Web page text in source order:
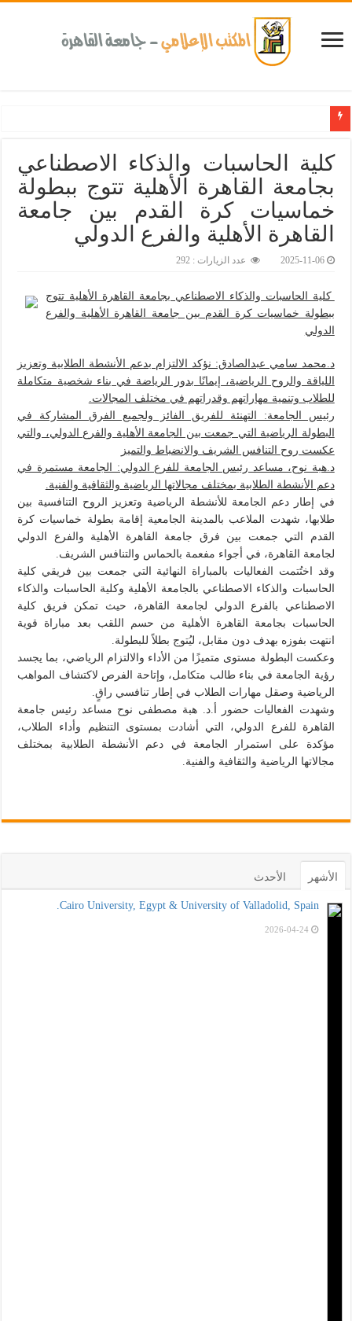
كلية الحاسبات والذكاء الاصطناعي
بجامعة القاهرة الأهلية تتوج ببطولة
خماسيات كرة القدم بين جامعة
القاهرة الأهلية والفرع الدولي‎
2025-11-06 عدد الزيارات : 292
كلية الحاسبات والذكاء الاصطناعي بجامعة القاهرة الأهلية تتوج
ببطولة خماسيات كرة القدم بين جامعة القاهرة الأهلية والفرع
الدولي
د.محمد سامي عبدالصادق: نؤكد الالتزام بدعم الأنشطة الطلابية وتعزيز
اللياقة والروح الرياضية، إيمانًا بدور الرياضة في بناء شخصية متكاملة
للطلاب وتنمية مهاراتهم وقدراتهم في مختلف المجالات.
رئيس الجامعة: التهنئة للفريق الفائز ولجميع الفرق المشاركة في
البطولة الرياضية التي جمعت بين الجامعة الأهلية والفرع الدولي، والتي
عكست روح التنافس الشريف والانضباط والتميز
د.هبة نوح، مساعد رئيس الجامعة للفرع الدولي: الجامعة مستمرة في
دعم الأنشطة الطلابية بمختلف مجالاتها الرياضية والثقافية والفنية.
في إطار دعم الجامعة للأنشطة الرياضية وتعزيز الروح التنافسية بين
طلابها، شهدت الملاعب بالمدينة الجامعية إقامة بطولة خماسيات كرة
القدم التي جمعت بين فرق جامعة القاهرة الأهلية والفرع الدولي
لجامعة القاهرة، في أجواء مفعمة بالحماس والتنافس الشريف.
وقد اختُتمت الفعاليات بالمباراة النهائية التي جمعت بين فريقي كلية
الحاسبات والذكاء الاصطناعي بالجامعة الأهلية وكلية الحاسبات والذكاء
الاصطناعي بالفرع الدولي لجامعة القاهرة، حيث تمكن فريق كلية
الحاسبات بجامعة القاهرة الأهلية من حسم اللقب بعد مباراة قوية
انتهت بفوزه بهدف دون مقابل، ليُتوج بطلاً للبطولة.
وعكست البطولة مستوى متميزًا من الأداء والالتزام الرياضي، بما يجسد
رؤية الجامعة في بناء طالب متكامل، وإتاحة الفرص لاكتشاف المواهب
الرياضية وصقل مهارات الطلاب في إطار تنافسي راقٍ.
وشهدت الفعاليات حضور أ.د. هبة مصطفى نوح مساعد رئيس جامعة
القاهرة للفرع الدولي، التي أشادت بمستوى التنظيم وأداء الطلاب،
مؤكدة على استمرار الجامعة في دعم الأنشطة الطلابية بمختلف
مجالاتها الرياضية والثقافية والفنية.
الأشهر الأحدث
Cairo University, Egypt & University of Valladolid, Spain.
2026-04-24